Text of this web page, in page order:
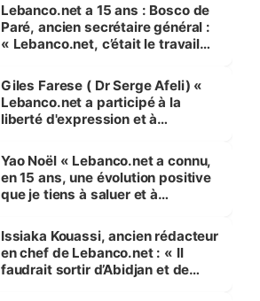
Lebanco.net a 15 ans : Bosco de
Paré, ancien secrétaire général :
« Lebanco.net, c’était le travail
Giles Farese ( Dr Serge Afeli) «
Lebanco.net a participé à la
liberté d'expression et à
Côte d'Ivoire »
Yao Noël « Lebanco.net a connu,
en 15 ans, une évolution positive
que je tiens à saluer et à
Issiaka Kouassi, ancien rédacteur
en chef de Lebanco.net : « Il
faudrait sortir d’Abidjan et de